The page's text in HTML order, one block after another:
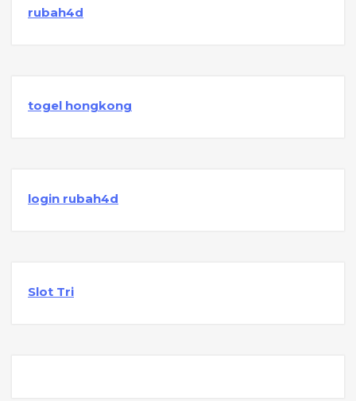
rubah4d
togel hongkong
login rubah4d
Slot Tri